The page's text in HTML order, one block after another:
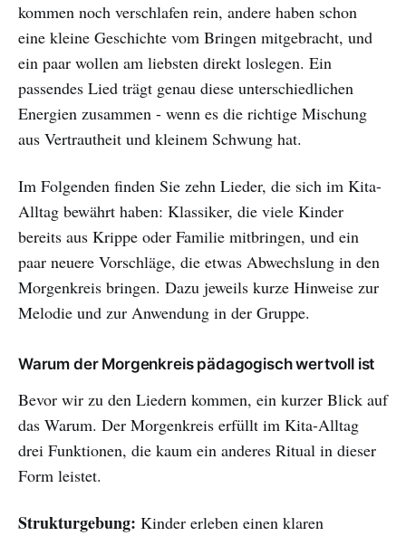
kommen noch verschlafen rein, andere haben schon
eine kleine Geschichte vom Bringen mitgebracht, und
ein paar wollen am liebsten direkt loslegen. Ein
passendes Lied trägt genau diese unterschiedlichen
Energien zusammen - wenn es die richtige Mischung
aus Vertrautheit und kleinem Schwung hat.
Im Folgenden finden Sie zehn Lieder, die sich im Kita-
Alltag bewährt haben: Klassiker, die viele Kinder
bereits aus Krippe oder Familie mitbringen, und ein
paar neuere Vorschläge, die etwas Abwechslung in den
Morgenkreis bringen. Dazu jeweils kurze Hinweise zur
Melodie und zur Anwendung in der Gruppe.
Warum der Morgenkreis pädagogisch wertvoll ist
Bevor wir zu den Liedern kommen, ein kurzer Blick auf
das Warum. Der Morgenkreis erfüllt im Kita-Alltag
drei Funktionen, die kaum ein anderes Ritual in dieser
Form leistet.
Strukturgebung: Kinder erleben einen klaren